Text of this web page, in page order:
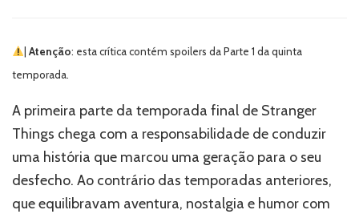
Parte
um
sombrio
e
emocionalmente
|Atenção: esta crítica contém spoilers da Parte 1 da quinta
temporada.
A primeira parte da temporada final de Stranger
Things chega com a responsabilidade de conduzir
uma história que marcou uma geração para o seu
desfecho. Ao contrário das temporadas anteriores,
que equilibravam aventura, nostalgia e humor com